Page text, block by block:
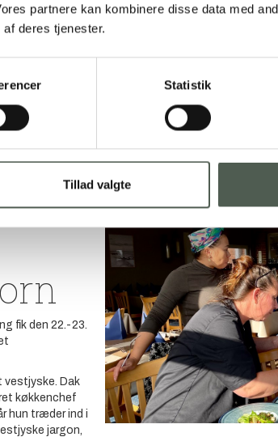
partnere kan kombinere disse data med
deres tjenester.
Statistik
Tillad valgte
Michelin-kok på
24. februar 2022
fik den 22.-23.
vestjyske. Dak
køkkenchef
hun træder ind i
jargon,